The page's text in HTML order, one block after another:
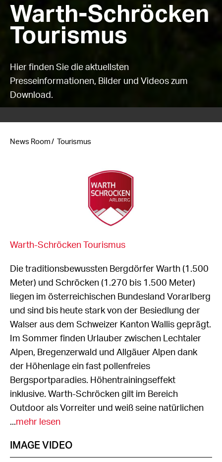
Warth-Schröcken
Tourismus
Hier finden Sie die aktuellsten
Presseinformationen, Bilder und Videos zum
Download.
News Room Tourismus
Warth-Schröcken Tourismus
Die traditionsbewussten Bergdörfer Warth (1.500
Meter) und Schröcken (1.270 bis 1.500 Meter)
liegen im österreichischen Bundesland Vorarlberg
und sind bis heute stark von der Besiedlung der
Walser aus dem Schweizer Kanton Wallis geprägt.
Im Sommer finden Urlauber zwischen Lechtaler
Alpen, Bregenzerwald und Allgäuer Alpen dank
der Höhenlage ein fast pollenfreies
Bergsportparadies. Höhentrainingseffekt
inklusive. Warth-Schröcken gilt im Bereich
Outdoor als Vorreiter und weiß seine natürlichen
...mehr lesen
IMAGE VIDEO